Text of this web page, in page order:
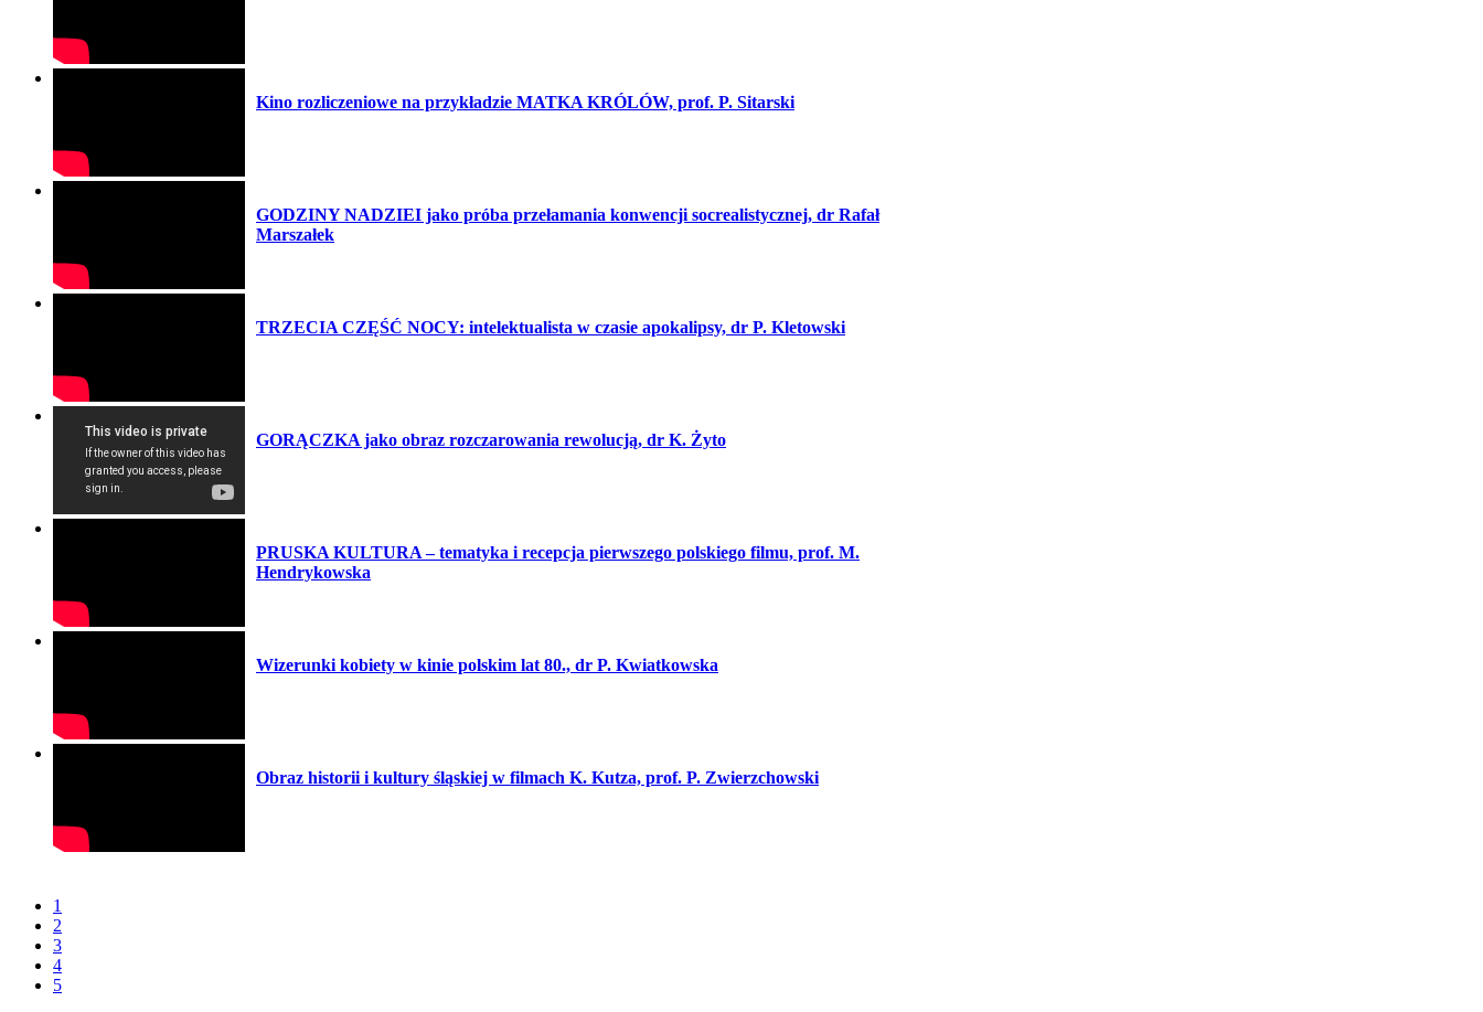
Kino rozliczeniowe na przykładzie MATKA KRÓLÓW, prof. P. Sitarski
GODZINY NADZIEI jako próba przełamania konwencji socrealistycznej, dr Rafał
Marszałek
TRZECIA CZĘŚĆ NOCY: intelektualista w czasie apokalipsy, dr P. Kletowski
GORĄCZKA jako obraz rozczarowania rewolucją, dr K. Żyto
PRUSKA KULTURA – tematyka i recepcja pierwszego polskiego filmu, prof. M.
Hendrykowska
Wizerunki kobiety w kinie polskim lat 80., dr P. Kwiatkowska
Obraz historii i kultury śląskiej w filmach K. Kutza, prof. P. Zwierzchowski
1
2
3
4
5